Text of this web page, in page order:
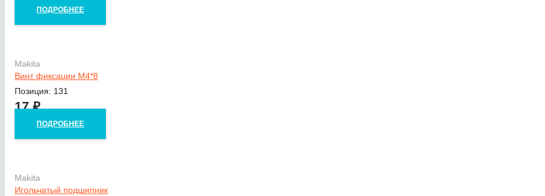
ПОДРОБНЕЕ
Makita
Винт фиксации M4*8
Позиция: 131
17₽
ПОДРОБНЕЕ
Makita
Игольчатый подшипник